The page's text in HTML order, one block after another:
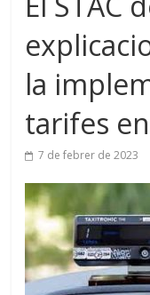
la
tarifes
7 de febrer de 2023